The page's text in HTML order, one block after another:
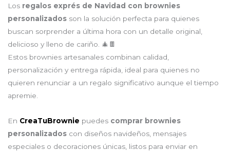
Los regalos exprés de Navidad con brownies
personalizados son la solución perfecta para quienes
buscan sorprender a última hora con un detalle original,
delicioso y lleno de cariño. 🎄🍫
Estos brownies artesanales combinan calidad,
personalización y entrega rápida, ideal para quienes no
quieren renunciar a un regalo significativo aunque el tiempo
apremie.
En CreaTuBrownie puedes comprar brownies
personalizados con diseños navideños, mensajes
especiales o decoraciones únicas, listos para enviar en